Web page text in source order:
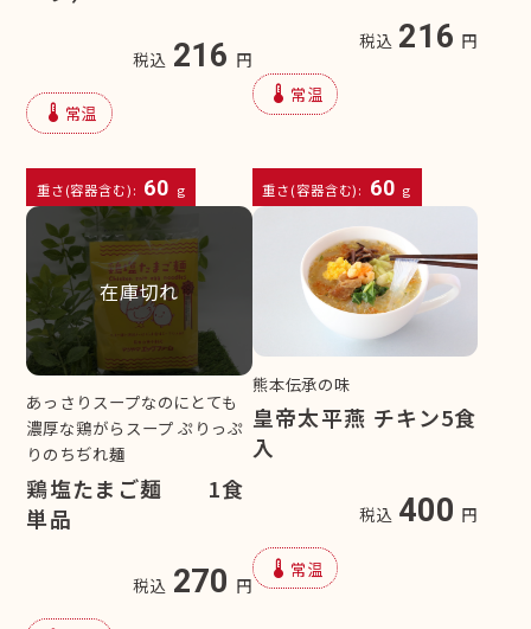
税込 216 円
device_thermostat 常温
重さ(容器含む): 60 g
税込 216 円
device_thermostat 常温
重さ(容器含む): 60 g
在庫切れ
あっさりスープなのにとても
濃厚な鶏がらスープ ぷりっぷ
りのちぢれ麺
鶏塩たまご麺 1食
単品
税込 270 円
熊本伝承の味
皇帝太平燕 チキン5食
入
税込 400 円
device_thermostat 常温